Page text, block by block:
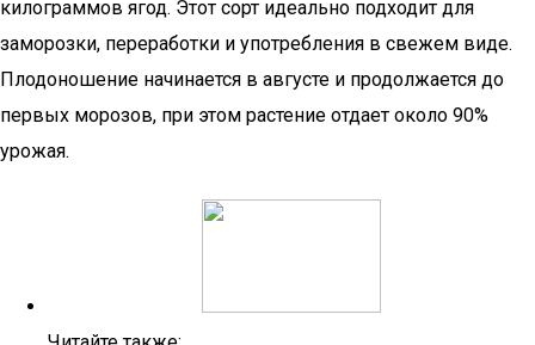
килограммов ягод. Этот сорт идеально подходит для
заморозки, переработки и употребления в свежем виде.
Плодоношение начинается в августе и продолжается до
первых морозов, при этом растение отдает около 90%
урожая.